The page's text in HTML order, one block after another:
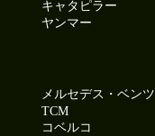
キャタピラー
ヤンマー
メルセデス・ベンツ
TCM
コベルコ